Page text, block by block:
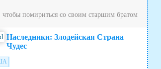
помириться со своим старшим братом
Наследники: Злодейская Страна
Чудес